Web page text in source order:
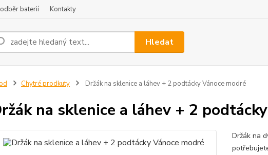
baterií Kontakty
Hledat
Chytré prodkuty Držák na sklenice a láhev + 2 podtácky Vánoce modré
na sklenice a láhev + 2
Držák na